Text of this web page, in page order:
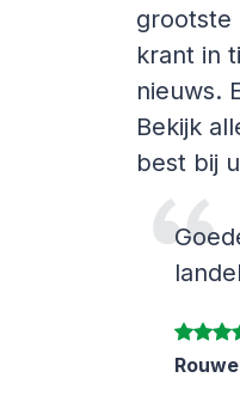
grootste
krant in
nieuws.
Bekijk
best bij